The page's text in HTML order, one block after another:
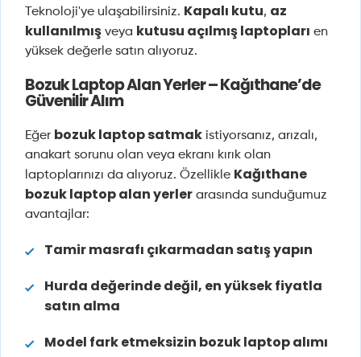
Teknoloji'ye ulaşabilirsiniz. Kapalı kutu, az
kullanılmış veya kutusu açılmış laptopları en
yüksek değerle satın alıyoruz.
Bozuk Laptop Alan Yerler – Kağıthane’de
Güvenilir Alım
Eğer bozuk laptop satmak istiyorsanız, arızalı,
anakart sorunu olan veya ekranı kırık olan
laptoplarınızı da alıyoruz. Özellikle Kağıthane
bozuk laptop alan yerler arasında sunduğumuz
avantajlar:
Tamir masrafı çıkarmadan satış yapın
Hurda değerinde değil, en yüksek fiyatla
satın alma
Model fark etmeksizin bozuk laptop alımı